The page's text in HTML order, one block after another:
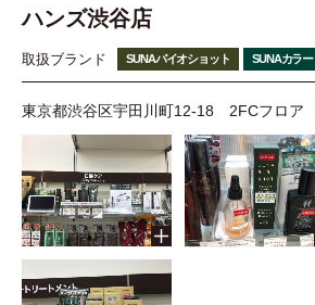
ハンズ渋谷店
取扱ブランド SUNAバイオショット SUNAカラー
東京都渋谷区宇田川町12-18 2FCフロア